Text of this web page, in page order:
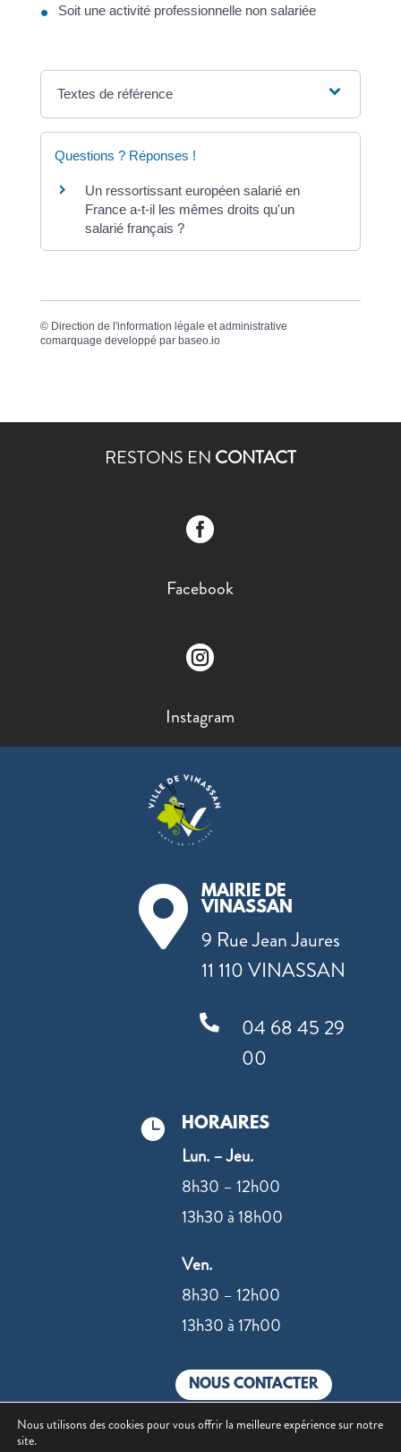
Soit une activité professionnelle non salariée
Textes de référence
Questions ? Réponses !
Un ressortissant européen salarié en
France a-t-il les mêmes droits qu'un
salarié français ?
© Direction de l'information légale et administrative
comarquage developpé par baseo.io
RESTONS EN CONTACT

Facebook

Instagram

MAIRIE DE
VINASSAN
9 Rue Jean Jaures
11 110 VINASSAN

04 68 45 29
00
 HORAIRES
Lun. – Jeu.
8h30 – 12h00
13h30 à 18h00
Ven.
8h30 – 12h00
13h30 à 17h00
NOUS CONTACTER
Nous utilisons des cookies pour vous offrir la meilleure expérience sur notre
site.